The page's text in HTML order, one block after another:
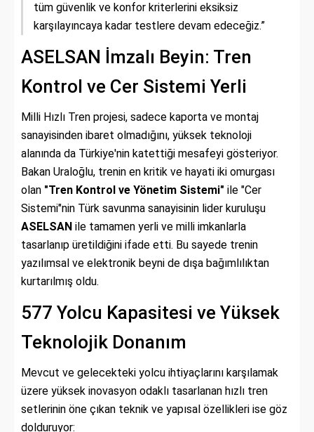
tüm güvenlik ve konfor kriterlerini eksiksiz
karşılayıncaya kadar testlere devam edeceğiz.”
ASELSAN İmzalı Beyin: Tren
Kontrol ve Cer Sistemi Yerli
Milli Hızlı Tren projesi, sadece kaporta ve montaj
sanayisinden ibaret olmadığını, yüksek teknoloji
alanında da Türkiye'nin katettiği mesafeyi gösteriyor.
Bakan Uraloğlu, trenin en kritik ve hayati iki omurgası
olan "Tren Kontrol ve Yönetim Sistemi" ile "Cer
Sistemi"nin Türk savunma sanayisinin lider kuruluşu
ASELSAN ile tamamen yerli ve milli imkanlarla
tasarlanıp üretildiğini ifade etti. Bu sayede trenin
yazılımsal ve elektronik beyni de dışa bağımlılıktan
kurtarılmış oldu.
577 Yolcu Kapasitesi ve Yüksek
Teknolojik Donanım
Mevcut ve gelecekteki yolcu ihtiyaçlarını karşılamak
üzere yüksek inovasyon odaklı tasarlanan hızlı tren
setlerinin öne çıkan teknik ve yapısal özellikleri ise göz
dolduruyor: